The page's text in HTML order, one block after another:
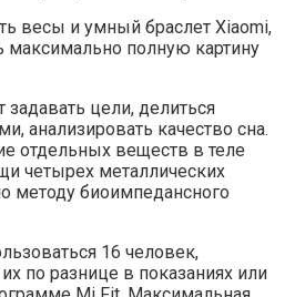
весы и умный браслет Xiaomi,
максимально полную картину
цели, делиться
анализировать качество сна.
отдельных веществ в теле
четырех металлических
методу биоимпедансного
16 человек,
по разнице в показаниях или